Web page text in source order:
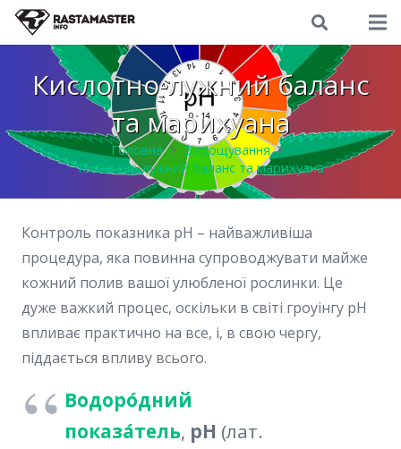
Кислотно-лужний баланс
та марихуана
Головна
Вирощування
Кислотно-лужний баланс та марихуана
Контроль показника pH – найважливіша
процедура, яка повинна супроводжувати майже
кожний полив вашої улюбленої рослинки. Це
дуже важкий процес, оскільки в світі гроуінгу pH
впливає практично на все, і, в свою чергу,
піддається впливу всього.
Водоро́дний
показа́тель, pH (лат.